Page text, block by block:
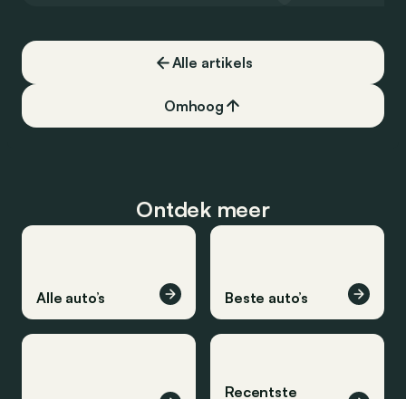
Alle artikels
Omhoog
Ontdek meer
Alle auto’s Beste auto’s
Recentste